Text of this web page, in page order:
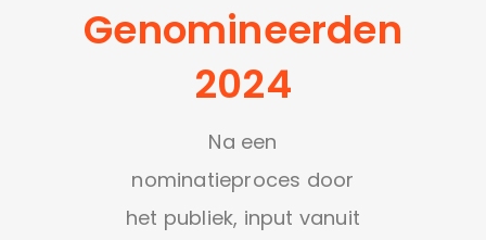
Genomineerden
2024
Na een
nominatieproces door
het publiek, input vanuit